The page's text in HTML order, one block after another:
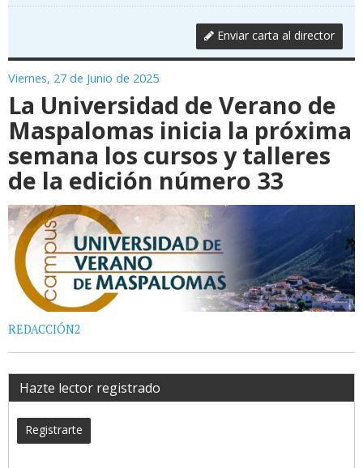
Enviar carta al director
Viernes, 27 de Junio de 2025
La Universidad de Verano de
Maspalomas inicia la próxima
semana los cursos y talleres
de la edición número 33
REDACCIÓN2
Hazte lector registrado
Registrarte